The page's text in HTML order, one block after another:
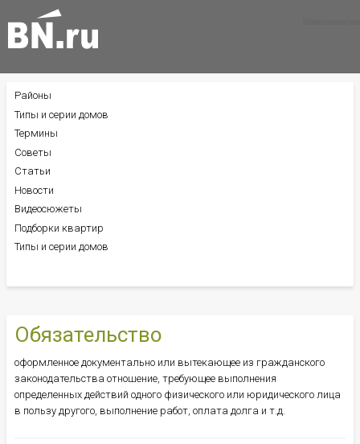
Обязательство
оформленное документально или вытекающее из гражданского
законодательства отношение, требующее выполнения
определенных действий одного физического или юридического лица
в пользу другого, выполнение работ, оплата долга и т.д.
БОКОВОЕ
МЕНЮ
Районы
Типы и серии домов
Термины
Советы
Статьи
Новости
Видеосюжеты
Подборки квартир
Типы и серии домов